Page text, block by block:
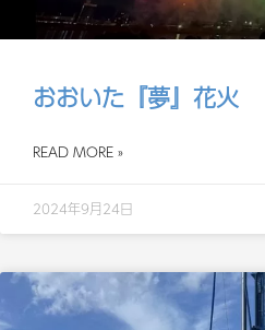
おおいた『夢』花火
READ MORE »
2024年9月24日